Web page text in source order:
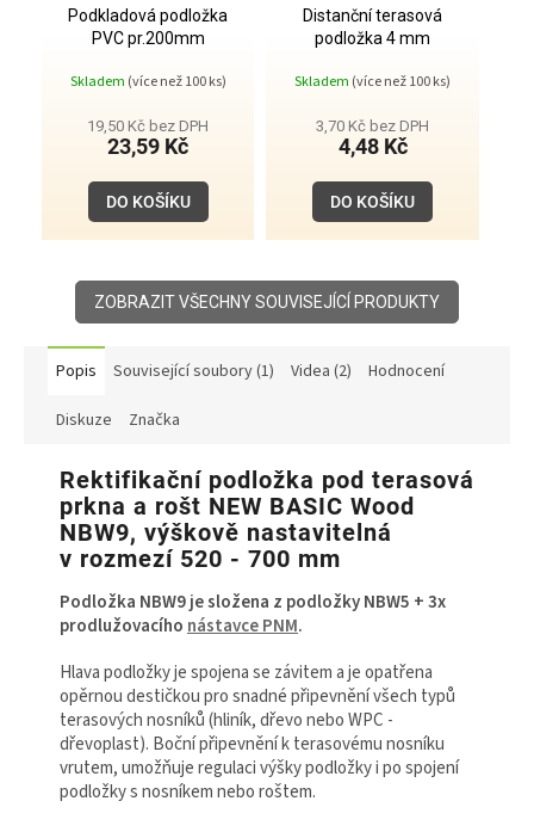
Podkladová podložka
PVC pr.200mm
Skladem (více než 100 ks)
19,50 Kč bez DPH
23,59 Kč
DO KOŠÍKU
Distanční terasová
podložka 4 mm
Skladem (více než 100 ks)
3,70 Kč bez DPH
4,48 Kč
DO KOŠÍKU
ZOBRAZIT VŠECHNY SOUVISEJÍCÍ PRODUKTY
Popis Související soubory (1) Videa (2) Hodnocení
Diskuze Značka
Rektifikační podložka pod terasová
prkna a rošt NEW BASIC Wood
NBW9, výškově nastavitelná
v rozmezí 520 - 700 mm
Podložka NBW9 je složena z podložky NBW5 + 3x
prodlužovacíhonástavce PNM.
Hlava podložky je spojena se závitem a je opatřena
opěrnou destičkou pro snadné připevnění všech typů
terasových nosníků (hliník, dřevo nebo WPC -
dřevoplast). Boční připevnění k terasovému nosníku
vrutem, umožňuje regulaci výšky podložky i po spojení
podložky s nosníkem nebo roštem.